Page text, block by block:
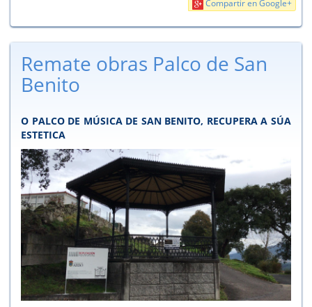
Compartir en Google+
Remate obras Palco de San
Benito
O PALCO DE MÚSICA DE SAN BENITO, RECUPERA A SÚA
ESTETICA